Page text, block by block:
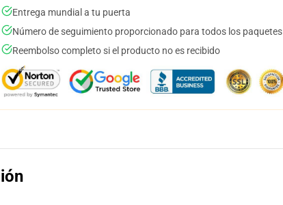
Entrega mundial a tu puerta
Número de seguimiento proporcionado para todos los paquetes
Reembolso completo si el producto no es recibido